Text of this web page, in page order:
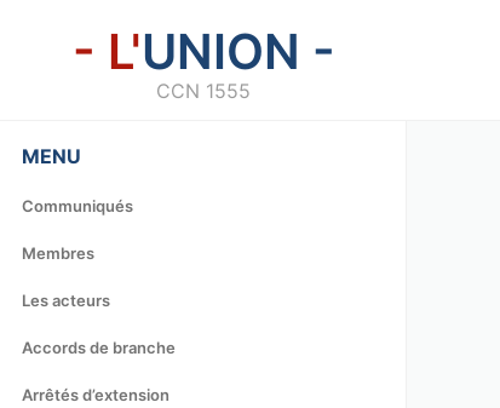
- L'UNION -
CCN 1555
MENU
Communiqués
Membres
Les acteurs
Accords de branche
Arrêtés d’extension